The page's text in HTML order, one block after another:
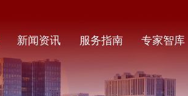
新闻资讯 服务指南 专家智库